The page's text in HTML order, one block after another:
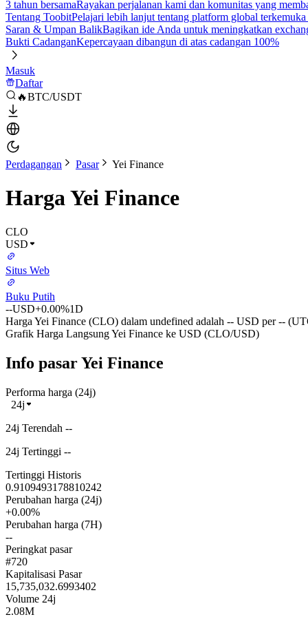
3 tahun bersamaRayakan perjalanan kami dan komunitas yang
Tentang ToobitPelajari lebih lanjut tentang platform global terkemuka
Saran & Umpan BalikBagikan ide Anda untuk meningkatkan
Bukti CadanganKepercayaan dibangun di atas cadangan 100%
Masuk
Daftar
🔥BTC/USDT
Perdagangan Pasar Yei Finance
Harga Yei Finance
CLO
USD
Situs Web
Buku Putih
--USD+0.00%1D
Harga Yei Finance (CLO) dalam undefined adalah -- USD per --
Grafik Harga Langsung Yei Finance ke USD (CLO/USD)
Info pasar Yei Finance
Performa harga (24j)
24j
24j Terendah --
24j Tertinggi --
Tertinggi Historis
0.9109493178810242
Perubahan harga (24j)
+0.00%
Perubahan harga (7H)
--
Peringkat pasar
#720
Kapitalisasi Pasar
15,735,032.6993402
Volume 24j
2.08M